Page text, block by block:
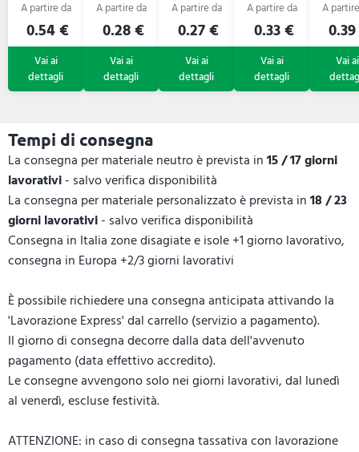
0.54 € 0.28 €
CUTIX
0.27 € 0.33 €
Tempi di consegna
La consegna per materiale neutro è prevista in15 / 17 giorni
lavorativi- salvo verifica disponibilità
La consegna per materiale personalizzato è prevista in18 / 23
giorni lavorativi- salvo verifica disponibilità
Consegna in Italia zone disagiate e isole +1 giorno lavorativo,
consegna in Europa +2/3 giorni lavorativi
È possibile richiedere una consegna anticipata attivando la
'Lavorazione Express' dal carrello (servizio a pagamento).
Il giorno di consegna decorre dalla data dell'avvenuto
pagamento (data effettivo accredito).
Le consegne avvengono solo nei giorni lavorativi, dal lunedì
al venerdì, escluse festività.
ATTENZIONE: in caso di consegna tassativa con lavorazione